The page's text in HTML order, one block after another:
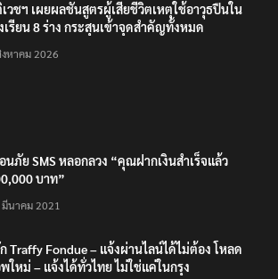
วชฯ เผยผลชันสูตรผู้เสียชีวิตเหตุใช้อาวุธปืนใน
เรียน 8 ร่าง กระสุนเข้าจุดสำคัญทั้งหมด
หาคม 2026
นภัย SMS หลอกลวง “คุณฝากเงินสำเร็จแล้ว
บาท”
นาคม 2021
Traffy Fondue – แจ้งผ่านไลน์ได้ไม่ต้อง โหลด
ใหม่ – แจ้งได้ทั่วไทย ไม่ใช่แค่ในกรุง